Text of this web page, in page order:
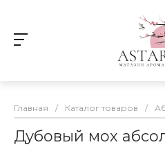
Главная / Каталог товаров /
Дубовый мох